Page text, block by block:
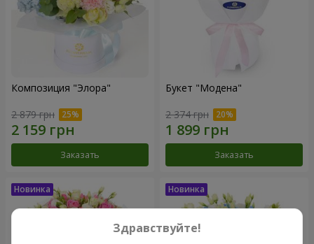
Композиция "Элора"
2 879 грн
Заказать
Букет "Модена"
2 374 грн
Заказать
Здравствуйте!